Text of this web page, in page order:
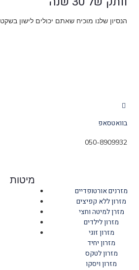
הנסיון שלנו מוכיח שאתם יכולים לישון בשקט
בוואטסאפ
050-8909932
מזרנים אורטופדיים
מזרון ללא קפיצים
מזרן למיטה וחצי
מזרון לילדים
מזרון זוגי
מזרון יחיד
מזרון לטקס
מזרון ויסקו
מיטות